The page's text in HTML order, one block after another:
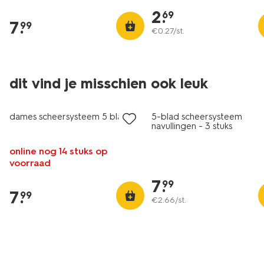
7.
99 2.
69
€0.27/st.
dit vind je misschien ook leuk
dames scheersysteem 5 bladen
online nog 14 stuks op
voorraad
7.
99
5-blad scheersysteem
navullingen - 3 stuks
7.
99
€2.66/st.